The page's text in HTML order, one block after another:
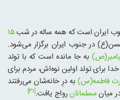
ایران است که همه ساله در شب۱۵
در جنوب ایران برگزار می‌شود.
به جا مانده است که با تولد
تولد اولین نوه‌اش، مردم برای
فاطمه(س)به درِ خانه‌شان می‌رفتند
میانمسلمانانرواج یافت.[۳۱]